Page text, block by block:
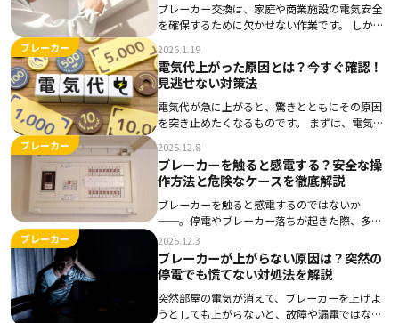
ブレーカー交換は、家庭や商業施設の電気安全
を確保するために欠かせない作業です。 しか
ては、多くの方が悩むポイントです。 交換費用
を抑えるためには、複数業者から見積もりを取
ることや […]
ブレーカー 2026.1.19
電気代上がった原因とは？今すぐ確認！
見逃せない対策法
電気代が急に上がると、驚きとともにその原因
を突き止めたくなるものです。 まずは、電気代
が大切です。 生活の中で使用している家電や電
力プランが原因となることが多いため、まずは
自分の […]
ブレーカー 2025.12.8
ブレーカーを触ると感電する？安全な操
作方法と危険なケースを徹底解説
ブレーカーを触ると感電するのではないか
──。停電やブレーカー落ちが起きた際、多く
の方が抱く不安です。 結論として、通常の操作
で感電する可能性はほとんどありません。しか
し、漏電や水濡れ、破損など危険な条件がそろ
うと、感電リ […]
ブレーカー 2025.12.3
ブレーカーが上がらない原因は？突然の
停電でも慌てない対処法を解説
突然部屋の電気が消えて、ブレーカーを上げよ
うとしても上がらないと、故障や漏電ではない